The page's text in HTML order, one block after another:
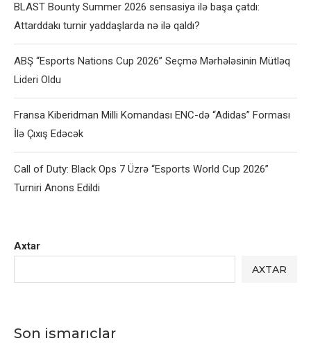
Axtar
AXTAR
Son ismarıclar
BLAST Bounty Summer 2026 sensasiya ilə başa çatdı:
Attarddakı turnir yaddaşlarda nə ilə qaldı?
ABŞ “Esports Nations Cup 2026” Seçmə Mərhələsinin Mütləq
Lideri Oldu
Fransa Kiberidman Milli Komandası ENC-də “Adidas” Forması
İlə Çıxış Edəcək
Call of Duty: Black Ops 7 Üzrə “Esports World Cup 2026”
Turniri Anons Edildi